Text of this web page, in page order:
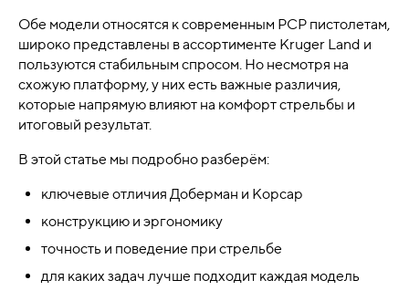
Обе модели относятся к современным PCP пистолетам,
широко представлены в ассортименте Kruger Land и
пользуются стабильным спросом. Но несмотря на
схожую платформу, у них есть важные различия,
которые напрямую влияют на комфорт стрельбы и
итоговый результат.
В этой статье мы подробно разберём:
ключевые отличия Доберман и Корсар
конструкцию и эргономику
точность и поведение при стрельбе
для каких задач лучше подходит каждая модель